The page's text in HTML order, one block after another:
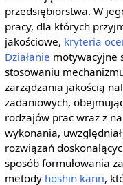
przedsiębiorstwa. W
pracy, dla których
jakościowe, kryteria
Działanie motywacyjne
stosowaniu
zarządzania jakością
zadaniowych,
rodzajów prac wraz z
wykonania,
rozwiązań
sposób formułowania
metody hoshin kanri,